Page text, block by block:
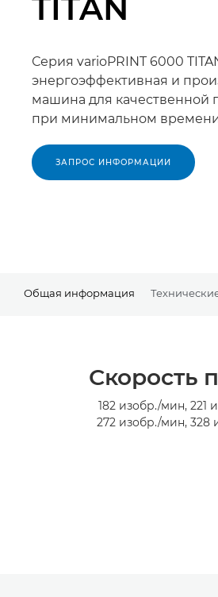
TITAN
Серия varioPRINT 6000
энергоэффективная и
машина для качественной
при минимальном
ЗАПРОС ИНФОРМАЦИИ
Общая информация
Скорость
182 изобр./мин, 221
272 изобр./мин, 328